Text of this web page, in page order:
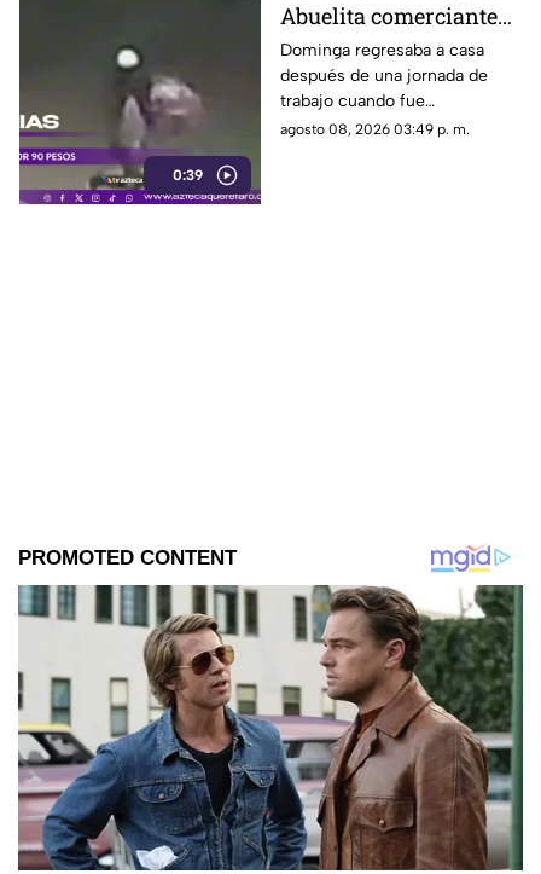
0:39
Abuelita comerciante
es as3sin4da en Puebla
por 90 pesos
Dominga regresaba a casa
después de una jornada de
trabajo cuando fue
interceptada por un hombre
agosto 08, 2026 03:49 p. m.